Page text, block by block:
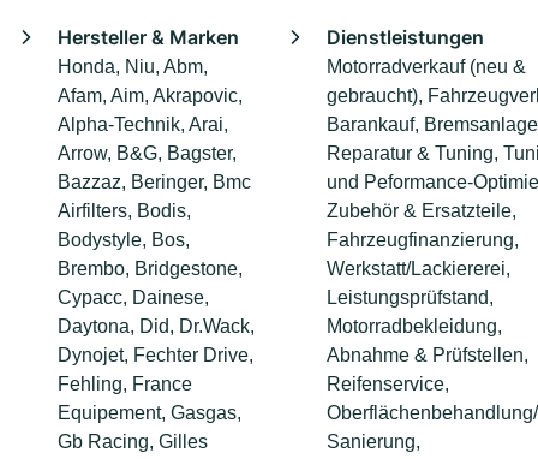
Hersteller & Marken
Honda, Niu, Abm,
Afam, Aim, Akrapovic,
Alpha-Technik, Arai,
Arrow, B&G, Bagster,
Bazzaz, Beringer, Bmc
Airfilters, Bodis,
Bodystyle, Bos,
Brembo, Bridgestone,
Cypacc, Dainese,
Daytona, Did, Dr.Wack,
Dynojet, Fechter Drive,
Fehling, France
Equipement, Gasgas,
Gb Racing, Gilles
Dienstleistungen
Motorradverkauf (neu &
gebraucht),
Barankauf,
Reparatur & Tuning,
und Peformance-
Zubehör & Ersatzteile,
Fahrzeugfinanzierung,
Werkstatt/Lackiererei,
Leistungsprüfstand,
Motorradbekleidung,
Abnahme & Prüfstellen,
Reifenservice,
Sanierung,